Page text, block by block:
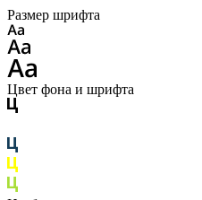
Размер шрифта
Цвет фона и шрифта